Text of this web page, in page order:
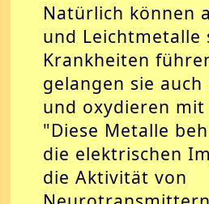
Natürlich können
und Leichtmetalle
Krankheiten
gelangen sie auch
und oxydieren
"Diese Metalle
die elektrischen
die Aktivität von